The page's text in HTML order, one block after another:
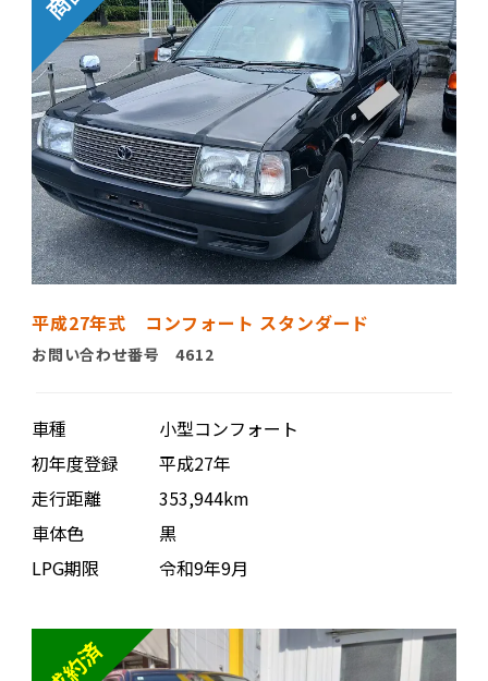
平成27年式 コンフォート スタンダード
お問い合わせ番号 4612
車種
小型コンフォート
初年度登録
平成27年
走行距離
353,944km
車体色
黒
LPG期限
令和9年9月